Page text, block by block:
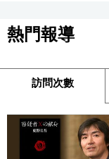
熱門報導
訪問次數